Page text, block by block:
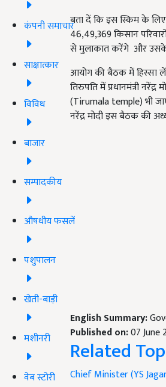
कंपनी समाचार
साक्षात्कार
विविध
बाजार
सम्पादकीय
औषधीय फसलें
पशुपालन
खेती-बाड़ी
मशीनरी
वेब स्टोरी
बता दें कि इस स्किम के
46,49,369 किसान
से मुलाकात करेंगे और उसके
आयोग की बैठक में हिस्सा
तिरुपति में प्रधानमंत्री
(Tirumala temple) भी
नरेंद्र मोदी इस बैठक की
English Summary:
Published on:07 June
Related
Chief Minister (YS